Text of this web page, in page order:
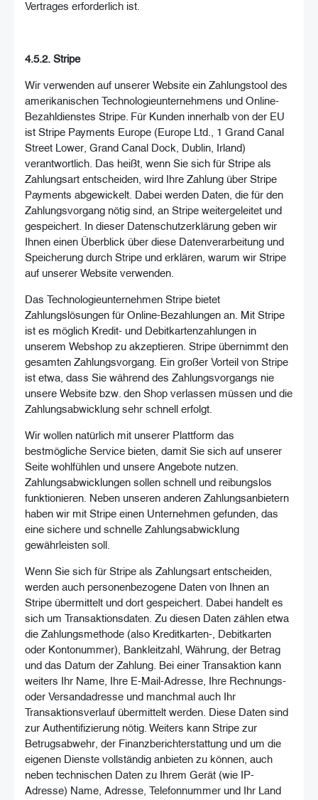
Vertrages erforderlich ist.
4.5.2. Stripe
Wir verwenden auf unserer Website ein Zahlungstool des
amerikanischen Technologieunternehmens und Online-
Bezahldienstes Stripe. Für Kunden innerhalb von der EU
ist Stripe Payments Europe (Europe Ltd., 1 Grand Canal
Street Lower, Grand Canal Dock, Dublin, Irland)
verantwortlich. Das heißt, wenn Sie sich für Stripe als
Zahlungsart entscheiden, wird Ihre Zahlung über Stripe
Payments abgewickelt. Dabei werden Daten, die für den
Zahlungsvorgang nötig sind, an Stripe weitergeleitet und
gespeichert. In dieser Datenschutzerklärung geben wir
Ihnen einen Überblick über diese Datenverarbeitung und
Speicherung durch Stripe und erklären, warum wir Stripe
auf unserer Website verwenden.
Das Technologieunternehmen Stripe bietet
Zahlungslösungen für Online-Bezahlungen an. Mit Stripe
ist es möglich Kredit- und Debitkartenzahlungen in
unserem Webshop zu akzeptieren. Stripe übernimmt den
gesamten Zahlungsvorgang. Ein großer Vorteil von Stripe
ist etwa, dass Sie während des Zahlungsvorgangs nie
unsere Website bzw. den Shop verlassen müssen und die
Zahlungsabwicklung sehr schnell erfolgt.
Wir wollen natürlich mit unserer Plattform das
bestmögliche Service bieten, damit Sie sich auf unserer
Seite wohlfühlen und unsere Angebote nutzen.
Zahlungsabwicklungen sollen schnell und reibungslos
funktionieren. Neben unseren anderen Zahlungsanbietern
haben wir mit Stripe einen Unternehmen gefunden, das
eine sichere und schnelle Zahlungsabwicklung
gewährleisten soll.
Wenn Sie sich für Stripe als Zahlungsart entscheiden,
werden auch personenbezogene Daten von Ihnen an
Stripe übermittelt und dort gespeichert. Dabei handelt es
sich um Transaktionsdaten. Zu diesen Daten zählen etwa
die Zahlungsmethode (also Kreditkarten-, Debitkarten
oder Kontonummer), Bankleitzahl, Währung, der Betrag
und das Datum der Zahlung. Bei einer Transaktion kann
weiters Ihr Name, Ihre E-Mail-Adresse, Ihre Rechnungs-
oder Versandadresse und manchmal auch Ihr
Transaktionsverlauf übermittelt werden. Diese Daten sind
zur Authentifizierung nötig. Weiters kann Stripe zur
Betrugsabwehr, der Finanzberichterstattung und um die
eigenen Dienste vollständig anbieten zu können, auch
neben technischen Daten zu Ihrem Gerät (wie IP-
Adresse) Name, Adresse, Telefonnummer und Ihr Land